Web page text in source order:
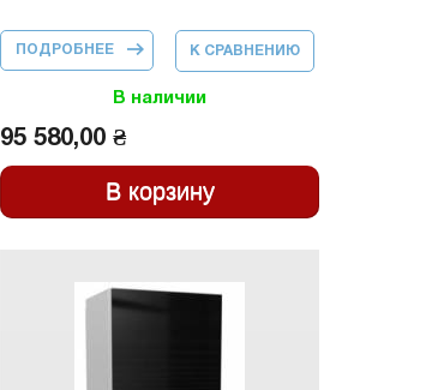
95 580,00 ₴
К СРАВНЕНИЮ
В наличии
ПОДРОБНЕЕ О ПАКЕТНОЕ
ПРЕДЛОЖЕНИЕ
GB172I-20KD
АРТ.1721702003